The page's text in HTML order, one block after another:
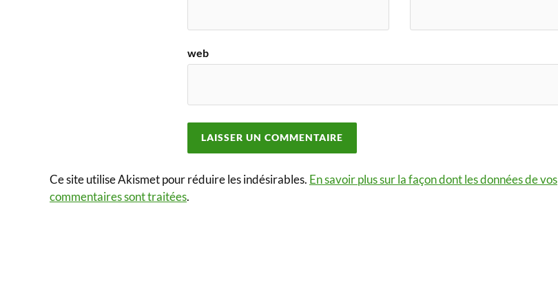
web
Ce site utilise Akismet pour réduire les indésirables. En savoir plus sur la façon dont les données de vos
commentaires sont traitées.